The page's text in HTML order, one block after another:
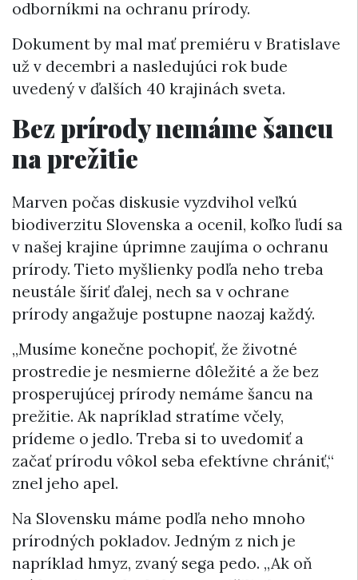
odborníkmi na ochranu prírody.
Dokument by mal mať premiéru v Bratislave
už v decembri a nasledujúci rok bude
uvedený v ďalších 40 krajinách sveta.
Bez prírody nemáme šancu
na prežitie
Marven počas diskusie vyzdvihol veľkú
biodiverzitu Slovenska a ocenil, koľko ľudí sa
v našej krajine úprimne zaujíma o ochranu
prírody. Tieto myšlienky podľa neho treba
neustále šíriť ďalej, nech sa v ochrane
prírody angažuje postupne naozaj každý.
„Musíme konečne pochopiť, že životné
prostredie je nesmierne dôležité a že bez
prosperujúcej prírody nemáme šancu na
prežitie. Ak napríklad stratíme včely,
prídeme o jedlo. Treba si to uvedomiť a
začať prírodu vôkol seba efektívne chrániť,“
znel jeho apel.
Na Slovensku máme podľa neho mnoho
prírodných pokladov. Jedným z nich je
napríklad hmyz, zvaný sega pedo. „Ak oň